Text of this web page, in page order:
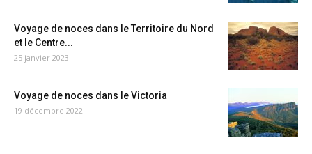
Voyage de noces dans le Territoire du Nord
et le Centre...
25 janvier 2023
Voyage de noces dans le Victoria
19 décembre 2022